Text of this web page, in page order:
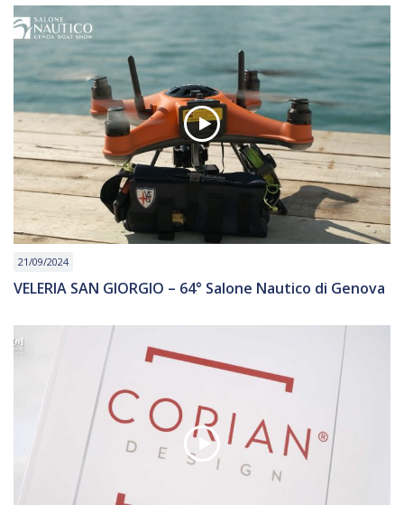
21/09/2024
VELERIA SAN GIORGIO – 64° Salone Nautico di Genova